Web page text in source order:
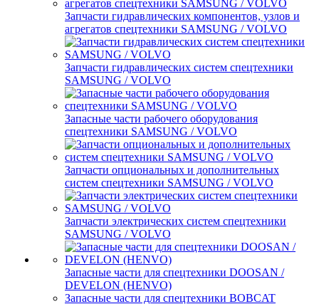
Запчасти гидравлических компонентов, узлов и
агрегатов спецтехники SAMSUNG / VOLVO
Запчасти гидравлических систем спецтехники
SAMSUNG / VOLVO
Запасные части рабочего оборудования
спецтехники SAMSUNG / VOLVO
Запчасти опциональных и дополнительных
систем спецтехники SAMSUNG / VOLVO
Запчасти электрических систем спецтехники
SAMSUNG / VOLVO
Запасные части для спецтехники DOOSAN /
DEVELON (HENVO)
Запасные части для спецтехники BOBCAT